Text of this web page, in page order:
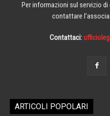
Per informazioni sul servizio
contattare
Contattaci:
ARTICOLI POPOLARI